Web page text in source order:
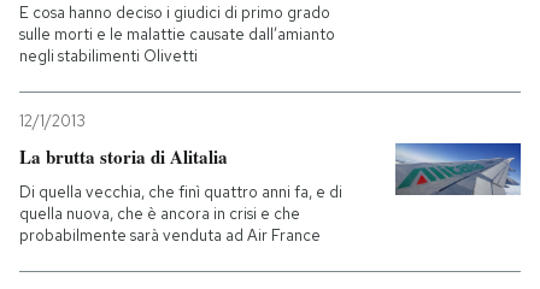
PODCAST
I MIEI PREFERITI
E cosa hanno deciso i giudici di primo grado
sulle morti e le malattie causate dall’amianto
negli stabilimenti Olivetti
12/1/2013
La brutta storia di Alitalia
Di quella vecchia, che finì quattro anni fa, e di
quella nuova, che è ancora in crisi e che
probabilmente sarà venduta ad Air France